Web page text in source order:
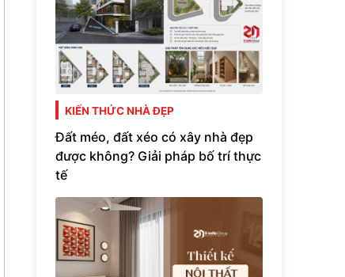
KIẾN THỨC NHÀ ĐẸP
Đất méo, đất xéo có xây nhà đẹp
được không? Giải pháp bố trí thực
tế